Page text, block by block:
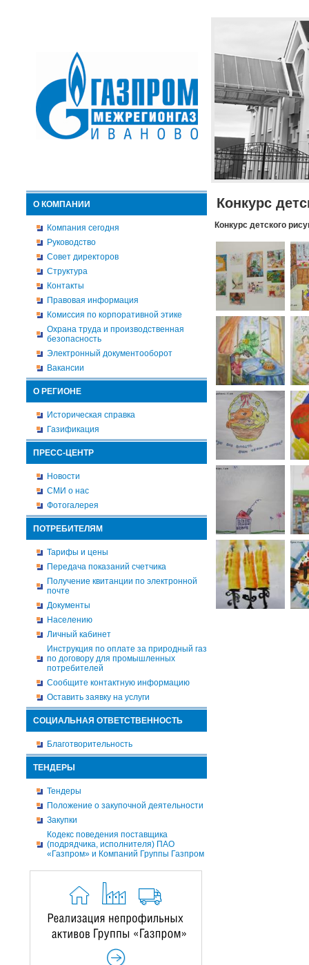
О КОМПАНИИ
Компания сегодня
Руководство
Совет директоров
Структура
Контакты
Правовая информация
Комиссия по корпоративной этике
Охрана труда и производственная
безопасность
Электронный документооборот
Вакансии
О РЕГИОНЕ
Историческая справка
Газификация
ПРЕСС-ЦЕНТР
Новости
СМИ о нас
Фотогалерея
ПОТРЕБИТЕЛЯМ
Тарифы и цены
Передача показаний счетчика
Получение квитанции по электронной
почте
Документы
Населению
Личный кабинет
Инструкция по оплате за природный газ
по договору для промышленных
потребителей
Сообщите контактную информацию
Оставить заявку на услуги
СОЦИАЛЬНАЯ ОТВЕТСТВЕННОСТЬ
Благотворительность
ТЕНДЕРЫ
Тендеры
Положение о закупочной деятельности
Закупки
Кодекс поведения поставщика
(подрядчика, исполнителя) ПАО
«Газпром» и Компаний Группы Газпром
Конкурс
Конкурс детского